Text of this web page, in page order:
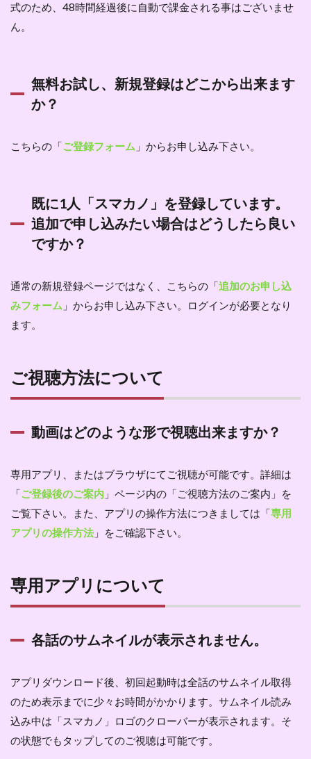
式のため、48時間経過後に自動で課金される事はございませ
ん。
無料お試し、新規登録はどこから出来ます
か？
こちらの「ご登録フォーム 」からお申し込み下さい。
既に1人「スマカノ」を登録しています。
追加で申し込みたい場合はどうしたら良い
ですか？
通常の新規登録ページではなく、こちらの「追加のお申し込
みフォーム 」からお申し込み下さい。ログインが必要となり
ます。
ご視聴方法について
動画はどのような形で視聴出来ますか？
専用アプリ、またはブラウザにてご視聴が可能です。詳細は
「ご登録後のご案内 」ページ内の「ご視聴方法のご案内」を
ご覧下さい。また、アプリの操作方法につきましては「専用
アプリの操作方法」をご確認下さい。
専用アプリについて
各話のサムネイルが表示されません。
アプリダウンロード後、初回起動時は全話のサムネイル取得
のため表示までに少々お時間がかかります。サムネイル読み
込み中は「スマカノ」ロゴのクローバーが表示されます。そ
の状態でもタップしてのご視聴は可能です。